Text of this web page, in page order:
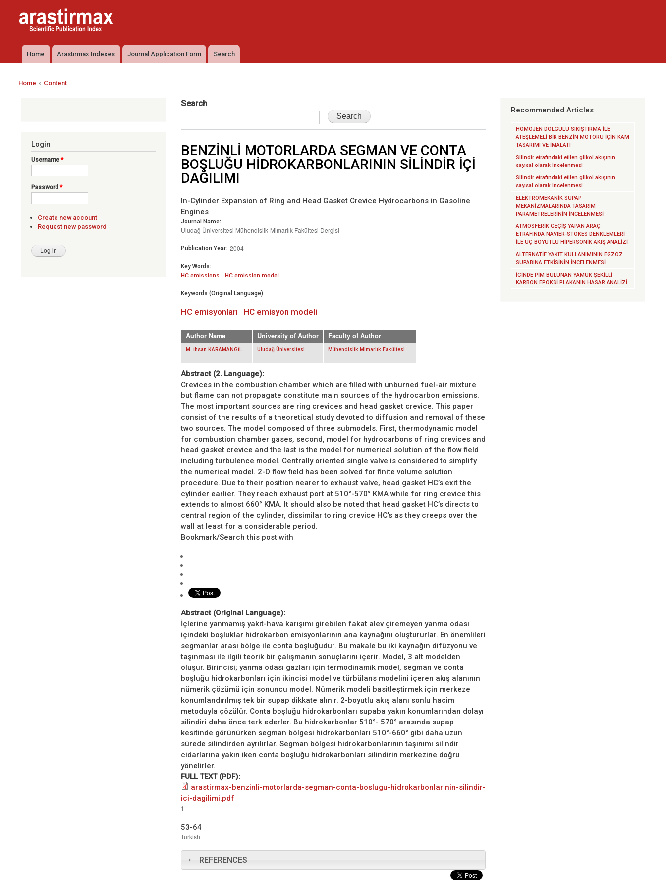
Arastirmax
- Scientific
Publication
Index
Arastirmax
Scientific
Index
Main menu
Home Arastirmax Indexes Journal Application Form Search
You are here
Home » Content
Search
BENZİNLİ MOTORLARDA SEGMAN VE CONTA
BOŞLUĞU HİDROKARBONLARININ SİLİNDİR İÇİ
DAĞILIMI
In-Cylinder Expansion of Ring and Head Gasket Crevice Hydrocarbons in Gasoline
Engines
Journal Name:
Uludağ Üniversitesi Mühendislik-Mimarlık Fakültesi Dergisi
Publication Year: 2004
Key Words:
HC emissions
HC emission model
Keywords (Original Language):
HC emisyonları HC emisyon modeli
Author Name University of Author Faculty of Author
M. İhsan KARAMANGİL Uludağ Üniversitesi Mühendislik Mimarlık Fakültesi
Abstract (2. Language):
Crevices in the combustion chamber which are filled with unburned fuel-air mixture
but flame can not propagate constitute main sources of the hydrocarbon emissions.
The most important sources are ring crevices and head gasket crevice. This paper
consist of the results of a theoretical study devoted to diffusion and removal of these
two sources. The model composed of three submodels. First, thermodynamic model
for combustion chamber gases, second, model for hydrocarbons of ring crevices and
head gasket crevice and the last is the model for numerical solution of the flow field
including turbulence model. Centrally oriented single valve is considered to simplify
the numerical model. 2-D flow field has been solved for finite volume solution
procedure. Due to their position nearer to exhaust valve, head gasket HC’s exit the
cylinder earlier. They reach exhaust port at 510°-570° KMA while for ring crevice this
extends to almost 660° KMA. It should also be noted that head gasket HC’s directs to
central region of the cylinder, dissimilar to ring crevice HC’s as they creeps over the
wall at least for a considerable period.
Bookmark/Search this post with
Abstract (Original Language):
İçlerine yanmamış yakıt-hava karışımı girebilen fakat alev giremeyen yanma odası
içindeki boşluklar hidrokarbon emisyonlarının ana kaynağını oluştururlar. En önemlileri
segmanlar arası bölge ile conta boşluğudur. Bu makale bu iki kaynağın difüzyonu ve
taşınması ile ilgili teorik bir çalışmanın sonuçlarını içerir. Model, 3 alt modelden
oluşur. Birincisi; yanma odası gazları için termodinamik model, segman ve conta
boşluğu hidrokarbonları için ikincisi model ve türbülans modelini içeren akış alanının
nümerik çözümü için sonuncu model. Nümerik modeli basitleştirmek için merkeze
konumlandırılmış tek bir supap dikkate alınır. 2-boyutlu akış alanı sonlu hacim
metoduyla çözülür. Conta boşluğu hidrokarbonları supaba yakın konumlarından dolayı
silindiri daha önce terk ederler. Bu hidrokarbonlar 510°- 570° arasında supap
kesitinde görünürken segman bölgesi hidrokarbonları 510°-660° gibi daha uzun
sürede silindirden ayrılırlar. Segman bölgesi hidrokarbonlarının taşınımı silindir
cidarlarına yakın iken conta boşluğu hidrokarbonları silindirin merkezine doğru
yönelirler.
FULL TEXT (PDF):
arastirmax-benzinli-motorlarda-segman-conta-boslugu-hidrokarbonlarinin-silindir-
ici-dagilimi.pdf
1
53-64
Turkish
REFERENCES
Login
Username*
Password*
Create new account
Request new password
Recommended Articles
HOMOJEN DOLGULU SIKIŞTIRMA İLE
ATEŞLEMELİ BİR BENZİN MOTORU İÇİN KAM
TASARIMI VE İMALATI
Silindir etrafındaki etilen glikol akışının
sayısal olarak incelenmesi
Silindir etrafındaki etilen glikol akışının
sayısal olarak incelenmesi
ELEKTROMEKANİK SUPAP
MEKANİZMALARINDA TASARIM
PARAMETRELERİNİN İNCELENMESİ
ATMOSFERİK GEÇİŞ YAPAN ARAÇ
ETRAFINDA NAVIER-STOKES DENKLEMLERİ
İLE ÜÇ BOYUTLU HİPERSONİK AKIŞ ANALİZİ
ALTERNATİF YAKIT KULLANIMININ EGZOZ
SUPABINA ETKİSİNİN İNCELENMESİ
İÇİNDE PİM BULUNAN YAMUK ŞEKİLLİ
KARBON EPOKSİ PLAKANIN HASAR ANALİZİ